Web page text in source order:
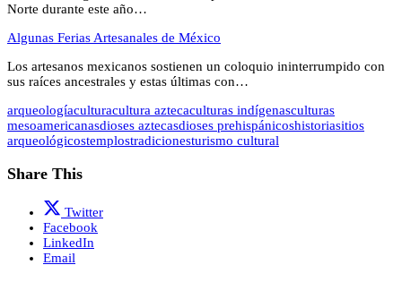
Norte durante este año…
Algunas Ferias Artesanales de México
Los artesanos mexicanos sostienen un coloquio ininterrumpido con
sus raíces ancestrales y estas últimas con…
arqueologíaculturacultura aztecaculturas indígenasculturas
mesoamericanasdioses aztecasdioses prehispánicoshistoriasitios
arqueológicostemplostradicionesturismo cultural
Share This
Twitter
Facebook
LinkedIn
Email